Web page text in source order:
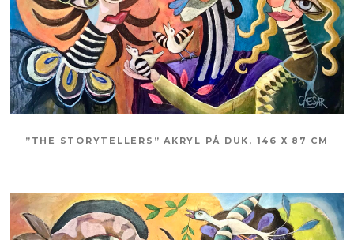
”THE STORYTELLERS” AKRYL PÅ DUK, 146 X 87 CM